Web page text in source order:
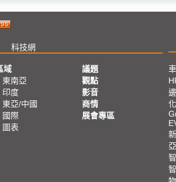
科技網
域
東南亞
印度
東亞/中國
國際
圖表
議題
觀點
影音
商情
展會專區